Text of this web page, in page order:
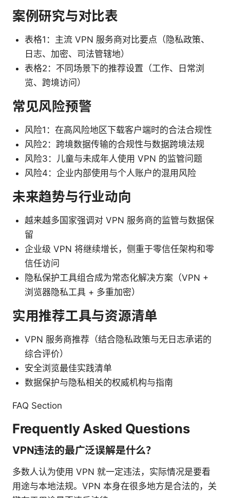
案例研究与对比表
表格1：主流 VPN 服务商对比要点（隐私政策、
日志、加密、司法管辖地）
表格2：不同场景下的推荐设置（工作、日常浏
览、跨境访问）
常见风险预警
风险1：在高风险地区下载客户端时的合法合规性
风险2：跨境数据传输的合规性与数据跨境法规
风险3：儿童与未成年人使用 VPN 的监管问题
风险4：企业内部使用与个人账户的混用风险
未来趋势与行业动向
越来越多国家强调对 VPN 服务商的监管与数据保
留
企业级 VPN 将继续增长，侧重于零信任架构和零
信任访问
隐私保护工具组合成为常态化解决方案（VPN +
浏览器隐私工具 + 多重加密）
实用推荐工具与资源清单
VPN 服务商推荐（结合隐私政策与无日志承诺的
综合评价）
安全浏览最佳实践清单
数据保护与隐私相关的权威机构与指南
FAQ Section
Frequently Asked Questions
VPN违法的最广泛误解是什么？
多数人认为使用 VPN 就一定违法，实际情况是要看
用途与本地法规。VPN 本身在很多地方是合法的，关